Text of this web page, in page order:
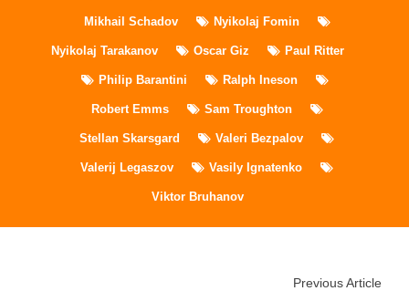
Mikhail Schadov Nyikolaj Fomin
Nyikolaj Tarakanov Oscar Giz Paul Ritter
Philip Barantini Ralph Ineson
Robert Emms Sam Troughton
Stellan Skarsgard Valeri Bezpalov
Valerij Legaszov Vasily Ignatenko
Viktor Bruhanov
Previous Article